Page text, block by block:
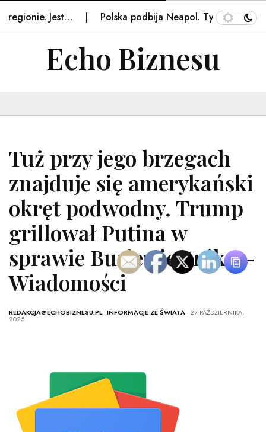
Jest… Polska podbija Neapol. Tysiące aut z
Echo Biznesu
Tuż przy jego brzegach
znajduje się amerykański
okręt podwodny. Trump
grillował Putina w
sprawie Buriewiestnika –
Wiadomości
REDAKCJA@ECHOBIZNESU.PL-INFORMACJE ZE ŚWIATA- 27 PAŹDZIERNIKA,
2025